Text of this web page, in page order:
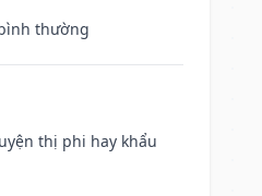
thường
thị phi hay khẩu